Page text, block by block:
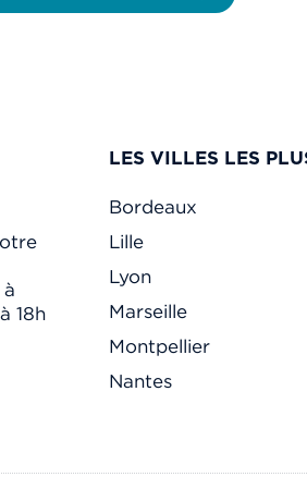
18h
LES VILLES LES
Bordeaux
Lille
Lyon
Marseille
Montpellier
Nantes